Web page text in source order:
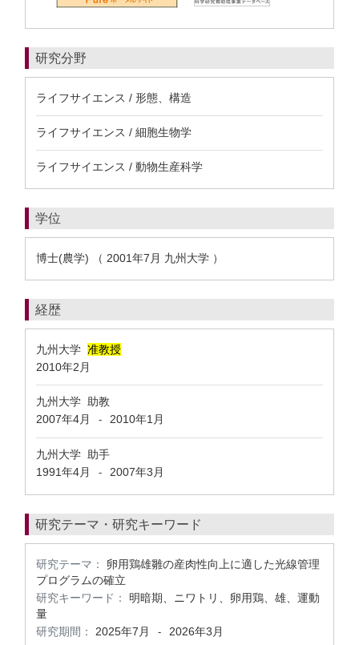
研究分野
ライフサイエンス / 形態、構造
ライフサイエンス / 細胞生物学
ライフサイエンス / 動物生産科学
学位
博士(農学) （ 2001年7月 九州大学 ）
経歴
九州大学 准教授
2010年2月
九州大学 助教
2007年4月
- 2010年1月
九州大学 助手
1991年4月
- 2007年3月
研究テーマ・研究キーワード
研究テーマ：
卵用鶏雄雛の産肉性向上に適した光線管理
プログラムの確立
研究キーワード：
明暗期、ニワトリ、卵用鶏、雄、運動
量
研究期間：
2025年7月 - 2026年3月